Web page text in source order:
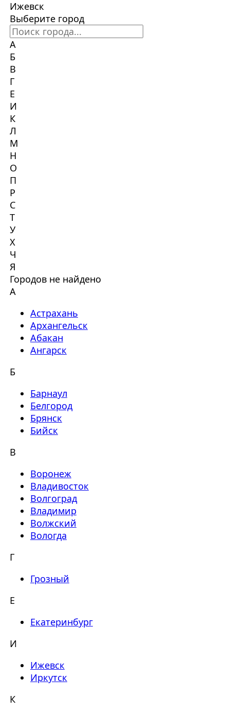
Ижевск
Выберите город
А
Б
В
Г
Е
И
К
Л
М
Н
О
П
Р
С
Т
У
Х
Ч
Я
Городов не найдено
А
Астрахань
Архангельск
Абакан
Ангарск
Б
Барнаул
Белгород
Брянск
Бийск
В
Воронеж
Владивосток
Волгоград
Владимир
Волжский
Вологда
Г
Грозный
Е
Екатеринбург
И
Ижевск
Иркутск
К